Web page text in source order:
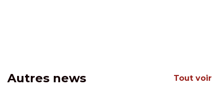
Autres news Tout voir